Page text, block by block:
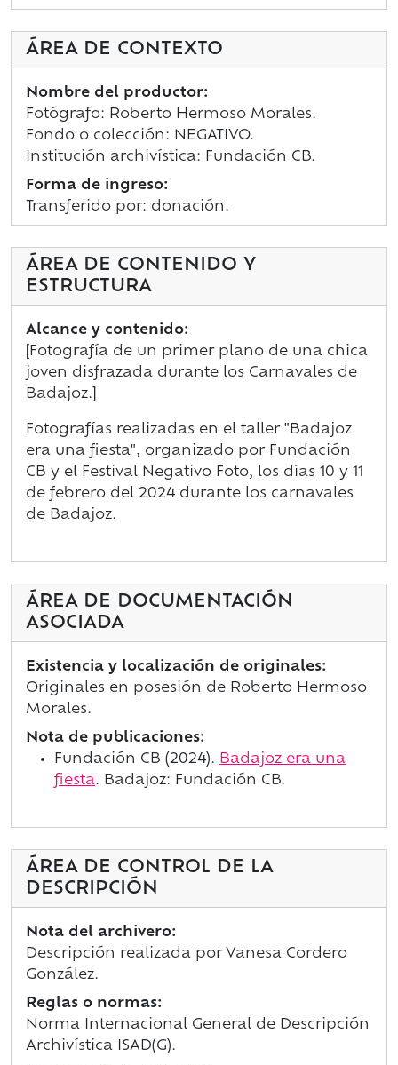
ÁREA DE CONTEXTO
Nombre del productor:
Fotógrafo: Roberto Hermoso Morales.
Fondo o colección: NEGATIVO.
Institución archivística: Fundación CB.
Forma de ingreso:
Transferido por: donación.
ÁREA DE CONTENIDO Y
ESTRUCTURA
Alcance y contenido:
[Fotografía de un primer plano de una chica
joven disfrazada durante los Carnavales de
Badajoz.]
Fotografías realizadas en el taller "Badajoz
era una fiesta", organizado por Fundación
CB y el Festival Negativo Foto, los días 10 y 11
de febrero del 2024 durante los carnavales
de Badajoz.
ÁREA DE DOCUMENTACIÓN
ASOCIADA
Existencia y localización de originales:
Originales en posesión de Roberto Hermoso
Morales.
Nota de publicaciones:
Fundación CB (2024). Badajoz era una
fiesta. Badajoz: Fundación CB.
ÁREA DE CONTROL DE LA
DESCRIPCIÓN
Nota del archivero:
Descripción realizada por Vanesa Cordero
González.
Reglas o normas:
Norma Internacional General de Descripción
Archivística ISAD(G).